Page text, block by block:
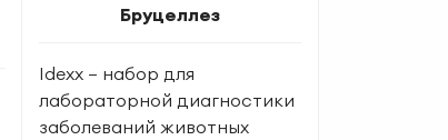
Бруцеллез
Idexx — набор для
лабораторной диагностики
заболеваний животных